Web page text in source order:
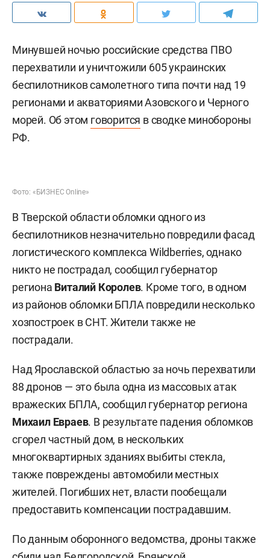
Минувшей ночью российские средства ПВО
перехватили и уничтожили 605 украинских
беспилотников самолетного типа почти над 19
регионами и акваториями Азовского и Черного
морей. Об этом говорится в сводке минобороны
РФ.
Фото: «БИЗНЕС Online»
В Тверской области обломки одного из
беспилотников незначительно повредили фасад
логистического комплекса Wildberries, однако
никто не пострадал, сообщил губернатор
региона Виталий Королев. Кроме того, в одном
из районов обломки БПЛА повредили несколько
хозпостроек в СНТ. Жители также не
пострадали.
Над Ярославской областью за ночь перехватили
88 дронов — это была одна из массовых атак
вражеских БПЛА, сообщил губернатор региона
Михаил Евраев. В результате падения обломков
сгорел частный дом, в нескольких
многоквартирных зданиях выбиты стекла,
также повреждены автомобили местных
жителей. Погибших нет, власти пообещали
предоставить компенсации пострадавшим.
По данным оборонного ведомства, дроны также